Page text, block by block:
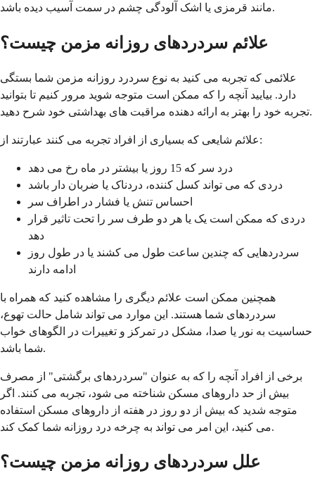
مانند قرمزی یا اشک آلودگی چشم در سمت آسیب دیده باشد.
علائم سردردهای روزانه مزمن چیست؟
علائمی که تجربه می کنید به نوع سردرد روزانه مزمن شما بستگی
دارد. بیایید آنچه را که ممکن است متوجه شوید مرور کنیم تا بتوانید
تجربه خود را بهتر به ارائه دهنده مراقبت های بهداشتی خود شرح دهید.
علائم شایعی که بسیاری از افراد تجربه می کنند عبارتند از:
درد سر که 15 روز یا بیشتر در ماه رخ می دهد
دردی که می تواند کسل کننده، دردناک یا ضربان دار باشد
احساس تنش یا فشار در اطراف سر
دردی که ممکن است یک یا هر دو طرف سر را تحت تاثیر قرار
دهد
سردردهایی که چندین ساعت طول می کشند یا در طول روز
ادامه دارند
همچنین ممکن است علائم دیگری را مشاهده کنید که همراه با
سردردهای شما هستند. این موارد می تواند شامل حالت تهوع،
حساسیت به نور یا صدا، مشکل در تمرکز و تغییرات در الگوهای خواب
شما باشد.
برخی از افراد آنچه را که به عنوان "سردردهای برگشتی" از مصرف
بیش از حد داروهای مسکن شناخته می شود، تجربه می کنند. اگر
متوجه شدید که بیش از دو روز در هفته از داروهای مسکن استفاده
می کنید، این امر می تواند به چرخه درد روزانه شما کمک کند.
علل سردردهای روزانه مزمن چیست؟